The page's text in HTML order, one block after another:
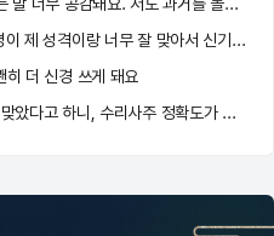
저도 주 숫자가 3으로 나왔는데, 설명이 제 성격이랑 너무 잘 맞아서 신기했어요!
더 신경 쓰게 돼요
나만 그런 줄 알았는데 다들 진짜 잘 맞았다고 하니, 수리사주 정확도가 생각보다 높네요…